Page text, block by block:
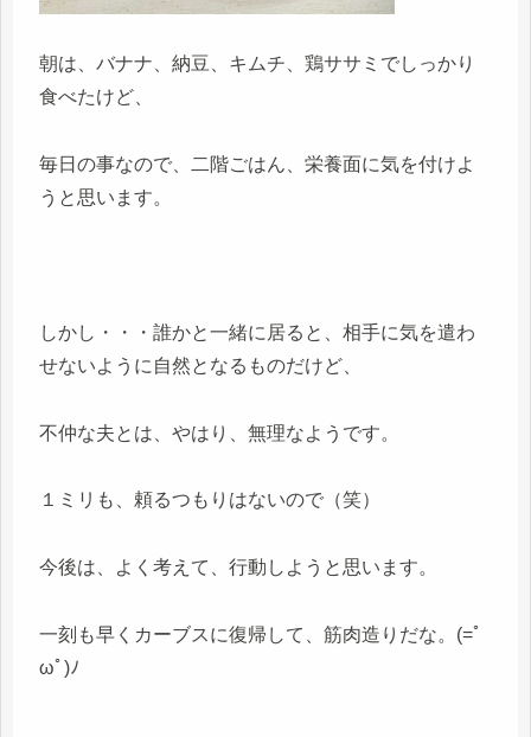
朝は、バナナ、納豆、キムチ、鶏ササミでしっかり
食べたけど、
毎日の事なので、二階ごはん、栄養面に気を付けよ
うと思います。
しかし・・・誰かと一緒に居ると、相手に気を遣わ
せないように自然となるものだけど、
不仲な夫とは、やはり、無理なようです。
１ミリも、頼るつもりはないので（笑）
今後は、よく考えて、行動しようと思います。
一刻も早くカーブスに復帰して、筋肉造りだな。(=ﾟ
ωﾟ)ﾉ